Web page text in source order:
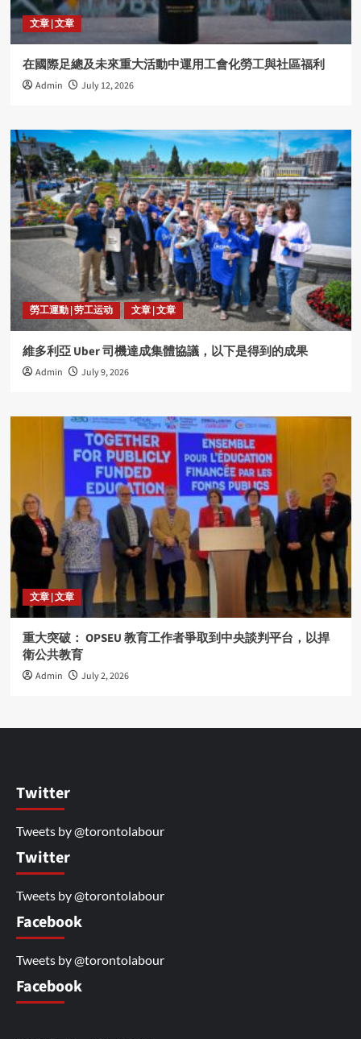
文章 | 文章
在國際足總及未來重大活動中運用工會化勞工與社區福利
Admin July 12, 2026
勞工運動 | 劳工运动 文章 | 文章
維多利亞 Uber 司機達成集體協議，以下是得到的成果
Admin July 9, 2026
文章 | 文章
重大突破： OPSEU 教育工作者爭取到中央談判平台，以捍
衛公共教育
Admin July 2, 2026
Twitter
Tweets by @torontolabour
Twitter
Tweets by @torontolabour
Facebook
Tweets by @torontolabour
Facebook